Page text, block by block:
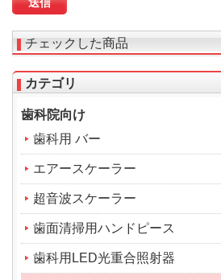
チェックした商品
カテゴリ
歯科院向け
歯科用 バー
エアースケーラー
超音波スケーラー
歯面清掃用ハンドピース
歯科用LED光重合照射器